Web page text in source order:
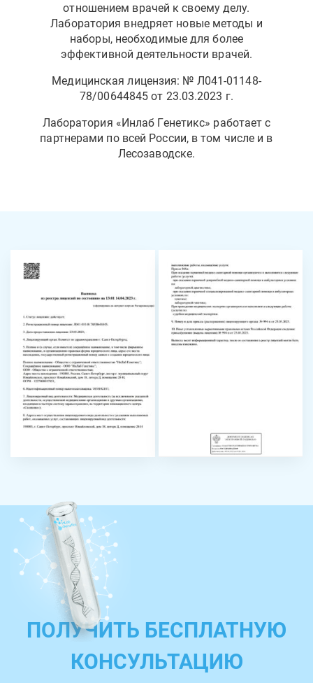
отношением врачей к своему делу.
Лаборатория внедряет новые методы и
наборы, необходимые для более
эффективной деятельности врачей.
Медицинская лицензия: № Л041-01148-
78/00644845 от 23.03.2023 г.
Лаборатория «Инлаб Генетикс» работает с
партнерами по всей России, в том числе и в
Лесозаводске.
ПОЛУЧИТЬ БЕСПЛАТНУЮ
КОНСУЛЬТАЦИЮ